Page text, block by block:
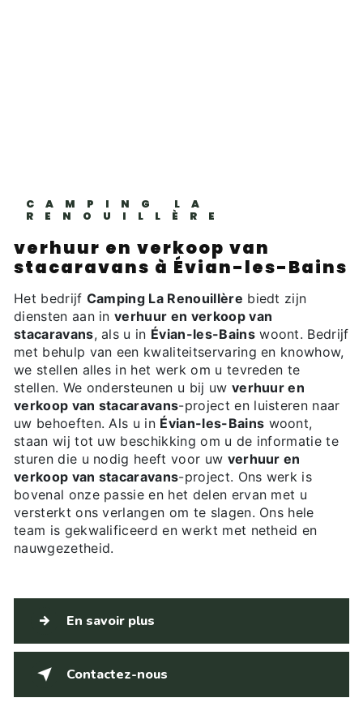
CAMPING LA
RENOUILLÈRE
verhuur en verkoop van
stacaravans à Évian-les-Bains
Het bedrijf Camping La Renouillère biedt zijn
diensten aan inverhuur en verkoop van
stacaravans, als u in Évian-les-Bainswoont. Bedrijf
met behulp van een kwaliteitservaring en knowhow,
we stellen alles in het werk om u tevreden te
stellen. We ondersteunen u bij uw verhuur en
verkoop van stacaravans-project en luisteren naar
uw behoeften. Als u in Évian-les-Bains woont,
staan wij tot uw beschikking om u de informatie te
sturen die u nodig heeft voor uw verhuur en
verkoop van stacaravans-project. Ons werk is
bovenal onze passie en het delen ervan met u
versterkt ons verlangen om te slagen. Ons hele
team is gekwalificeerd en werkt met netheid en
nauwgezetheid.
En savoir plus
Contactez-nous